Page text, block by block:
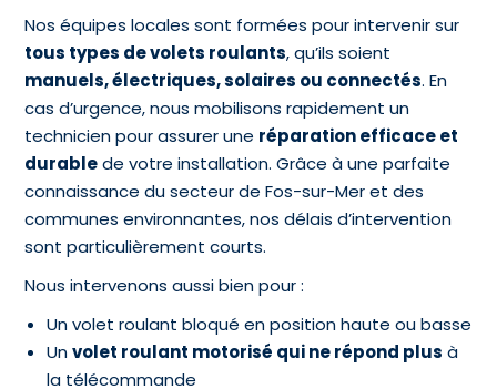
Nos équipes locales sont formées pour intervenir sur
tous types de volets roulants, qu’ils soient
manuels, électriques, solaires ou connectés. En
cas d’urgence, nous mobilisons rapidement un
technicien pour assurer une réparation efficace et
durablede votre installation. Grâce à une parfaite
connaissance du secteur de Fos-sur-Mer et des
communes environnantes, nos délais d’intervention
sont particulièrement courts.
Nous intervenons aussi bien pour :
Un volet roulant bloqué en position haute ou basse
Unvolet roulant motorisé qui ne répond plus à
la télécommande